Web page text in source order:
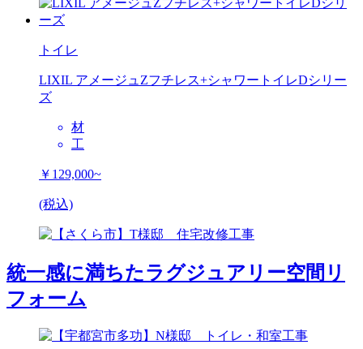
トイレ
LIXIL アメージュZフチレス+シャワートイレDシリー
ズ
材
工
￥129,000~
(税込)
統一感に満ちたラグジュアリー空間リ
フォーム